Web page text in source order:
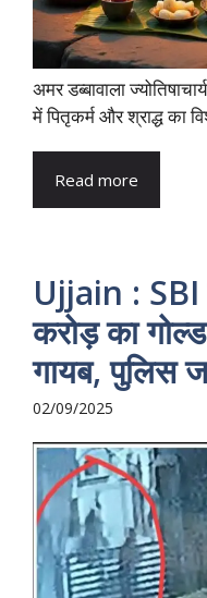
अमर डब्बावाला
में पितृकर्म और श्राद्ध का
Read more
Ujjain : SBI
करोड़ का
गायब, पुलिस
02/09/2025